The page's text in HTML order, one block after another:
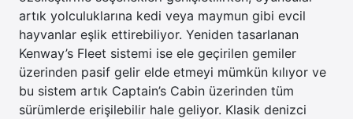
artık yolculuklarına kedi veya maymun gibi evcil
hayvanlar eşlik ettirebiliyor. Yeniden tasarlanan
Kenway’s Fleet sistemi ise ele geçirilen gemiler
üzerinden pasif gelir elde etmeyi mümkün kılıyor ve
bu sistem artık Captain’s Cabin üzerinden tüm
sürümlerde erişilebilir hale geliyor. Klasik denizci